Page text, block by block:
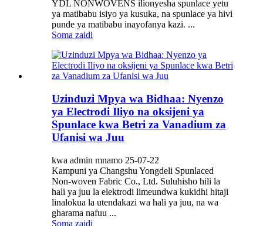
YDL NONWOVENS ilionyesha spunlace yetu
ya matibabu isiyo ya kusuka, na spunlace ya hivi
punde ya matibabu inayofanya kazi. ...
Soma zaidi
Uzinduzi Mpya wa Bidhaa: Nyenzo
ya Electrodi Iliyo na oksijeni ya
Spunlace kwa Betri za Vanadium za
Ufanisi wa Juu
kwa admin mnamo 25-07-22
Kampuni ya Changshu Yongdeli Spunlaced
Non-woven Fabric Co., Ltd. Suluhisho hili la
hali ya juu la elektrodi limeundwa kukidhi hitaji
linalokua la utendakazi wa hali ya juu, na wa
gharama nafuu ...
Soma zaidi